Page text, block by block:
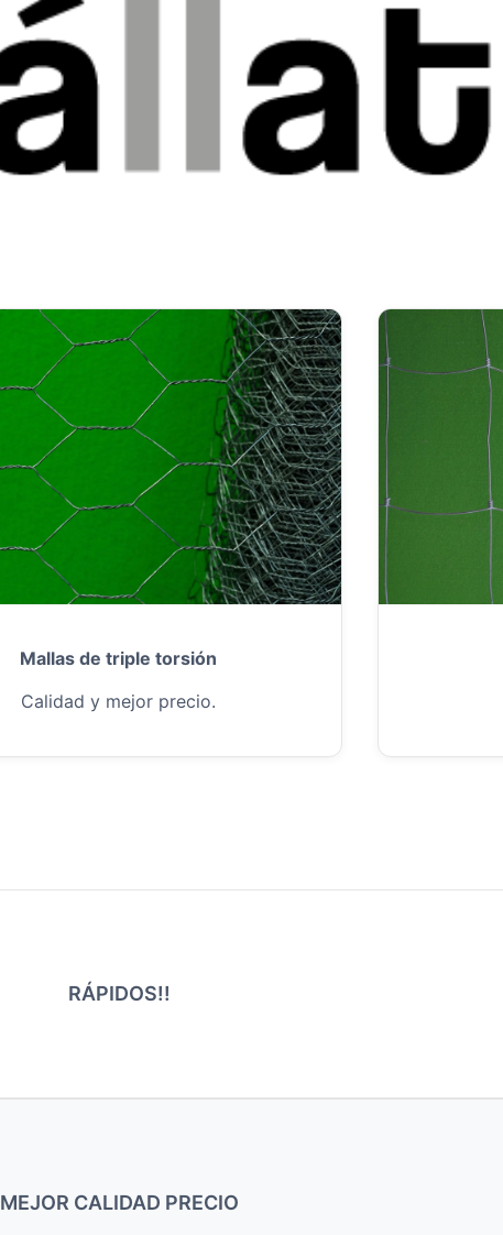
Mallas de triple torsión
Calidad y mejor precio.
RÁPIDOS!!
MEJOR CALIDAD PRECIO